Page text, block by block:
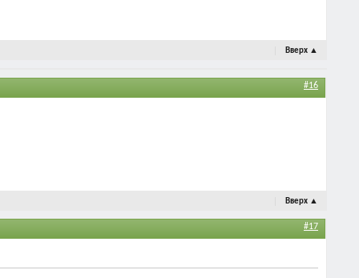
Вверх ▲
#16
Вверх ▲
#17